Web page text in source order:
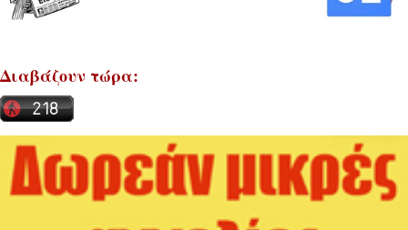
Διαβάζουν τώρα: